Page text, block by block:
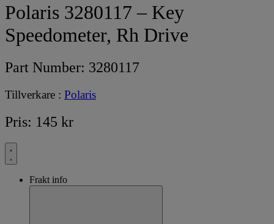
Polaris 3280117 – Key
Speedometer, Rh Drive
Part Number: 3280117
Tillverkare : Polaris
Pris: 145 kr
Frakt info